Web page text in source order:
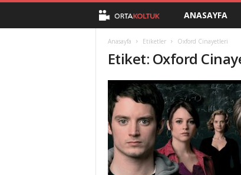
t
a
K
o
l
ANASAYFA
Anasayfa Etiketler Oxford Cinayetleri
Etiket: Oxford